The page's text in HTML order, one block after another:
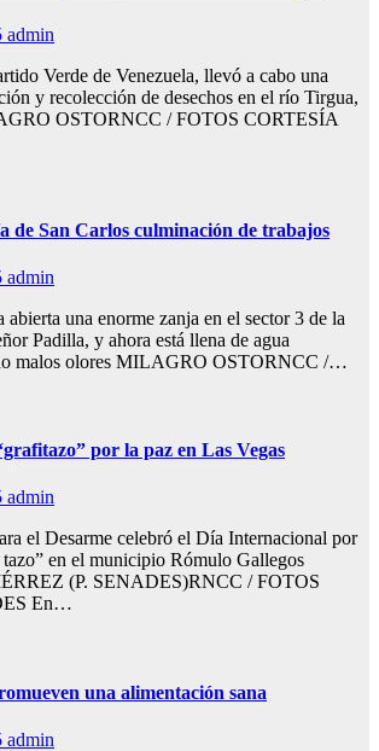
admin
Verde de Venezuela, llevó a cabo una
y recolección de desechos en el río Tirgua,
OSTORNCC / FOTOS CORTESÍA
de San Carlos culminación de trabajos
admin
abierta una enorme zanja en el sector 3 de la
Padilla, y ahora está llena de agua
malos olores MILAGRO OSTORNCC /…
por la paz en Las Vegas
admin
el Desarme celebró el Día Internacional por
en el municipio Rómulo Gallegos
(P. SENADES)RNCC / FOTOS
En…
una alimentación sana
admin